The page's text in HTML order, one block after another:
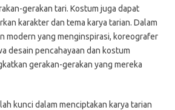
gerakan tari. Kostum juga dapat
karakter dan tema karya tarian. Dalam
modern yang menginspirasi, koreografer
desain pencahayaan dan kostum
gerakan-gerakan yang mereka
kunci dalam menciptakan karya tarian